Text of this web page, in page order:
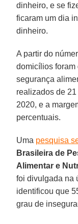
dinheiro, e se
ficaram um dia
dinheiro.
A partir do
domicílios foram
segurança
realizados de
2020, e a
percentuais.
Uma pesquisa
Brasileira de
Alimentar e
foi divulgada na
identificou que
grau de